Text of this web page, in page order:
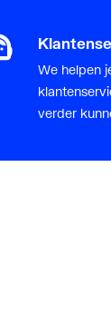
We helpen
verder